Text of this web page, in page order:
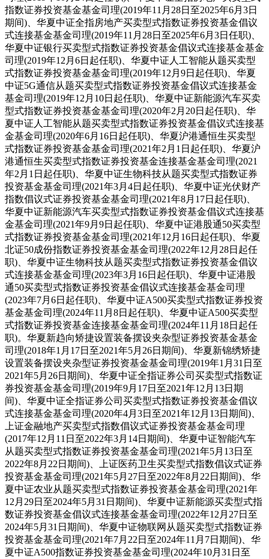
指数证券投资基金基金司理(2019年11月28日至2025年6月3日
期间)、华夏中证全指房地产买卖型式指数证券投资基金倡议
式连接基金基金司理(2019年11月28日至2025年6月3日任职)、
华夏中证银行买卖型式指数证券投资基金倡议式连接基金基金
司理(2019年12月6日起任职)、华夏中证人工智能从题买卖型
式指数证券投资基金基金司理(2019年12月9日起任职)、华夏
中证5G通信从题买卖型式指数证券投资基金倡议式连接基金
基金司理(2019年12月10日起任职)、华夏中证新能源汽车买卖
型式指数证券投资基金基金司理(2020年2月20日起任职)、华
夏中证人工智能从题买卖型式指数证券投资基金倡议式连接基
金基金司理(2020年6月16日起任职)、华夏沪港通恒生买卖型
式指数证券投资基金基金司理(2021年2月1日起任职)、华夏沪
港通恒生买卖型式指数证券投资基金连接基金基金司理(2021
年2月1日起任职)、华夏中证生物科技从题买卖型式指数证券
投资基金基金司理(2021年3月4日起任职)、华夏中证光伏财产
指数倡议式证券投资基金基金司理(2021年8月17日起任职)、
华夏中证新能源汽车买卖型式指数证券投资基金倡议式连接基
金基金司理(2021年9月9日起任职)、华夏中证港股通50买卖型
式指数证券投资基金基金司理(2021年12月16日起任职)、华夏
北证50成份指数证券投资基金基金司理(2022年12月28日起任
职)、华夏中证生物科技从题买卖型式指数证券投资基金倡议
式连接基金基金司理(2023年3月16日起任职)、华夏中证港股
通50买卖型式指数证券投资基金倡议式连接基金基金司理
(2023年7月6日起任职)、华夏中证A500买卖型式指数证券投资
基金基金司理(2024年11月8日起任职)、华夏中证A500买卖型
式指数证券投资基金连接基金基金司理(2024年11月18日起任
职)。华夏新趋向矫捷设置装备摆设夹杂型证券投资基金基金
司理(2018年1月17日至2021年5月26日期间)、华夏新锦绣矫捷
设置装备摆设夹杂型证券投资基金基金司理(2019年1月31日至
2021年5月26日期间)、华夏中证全指证券公司买卖型式指数证
券投资基金基金司理(2019年9月17日至2021年12月13日期
间)、华夏中证全指证券公司买卖型式指数证券投资基金倡议
式连接基金基金司理(2020年4月3日至2021年12月13日期间)、
上证金融地产买卖型式指数倡议式证券投资基金基金司理
(2017年12月11日至2022年3月14日期间)、华夏中证智能汽车
从题买卖型式指数证券投资基金基金司理(2021年5月13日至
2022年8月22日期间)、上证医药卫生买卖型式指数倡议式证券
投资基金基金司理(2021年5月27日至2022年8月22日期间)、华
夏中证农业从题买卖型式指数证券投资基金基金司理(2021年
12月29日至2024年5月31日期间)、华夏中证新能源买卖型式指
数证券投资基金倡议式连接基金基金司理(2022年12月27日至
2024年5月31日期间)、华夏中证物联网从题买卖型式指数证券
投资基金基金司理(2021年7月22日至2024年11月7日期间)、华
夏中证A500指数证券投资基金基金司理(2024年10月31日至